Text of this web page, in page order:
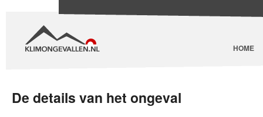
HOME
De details van het ongeval